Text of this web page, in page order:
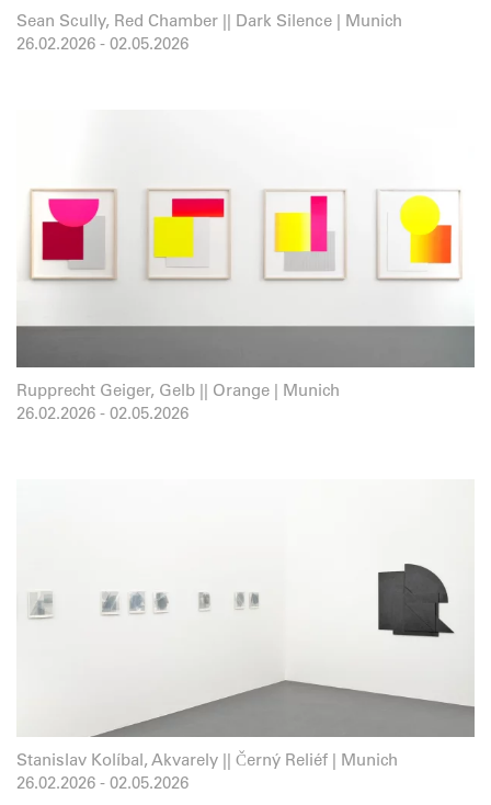
Sean Scully, Red Chamber || Dark Silence | Munich
26.02.2026 - 02.05.2026
Rupprecht Geiger, Gelb || Orange | Munich
26.02.2026 - 02.05.2026
Stanislav Kolíbal, Akvarely || Černý Reliéf | Munich
26.02.2026 - 02.05.2026